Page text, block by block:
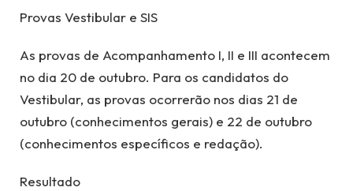
Provas Vestibular e SIS
As provas de Acompanhamento I, II e III acontecem
no dia 20 de outubro. Para os candidatos do
Vestibular, as provas ocorrerão nos dias 21 de
outubro (conhecimentos gerais) e 22 de outubro
(conhecimentos específicos e redação).
Resultado